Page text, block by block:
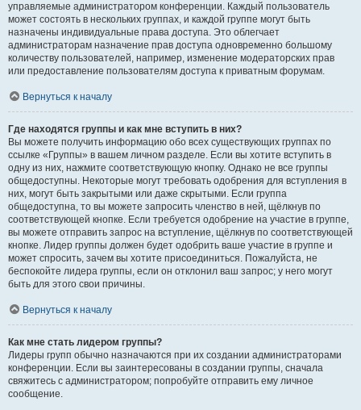
управляемые администратором конференции. Каждый пользователь
может состоять в нескольких группах, и каждой группе могут быть
назначены индивидуальные права доступа. Это облегчает
администраторам назначение прав доступа одновременно большому
количеству пользователей, например, изменение модераторских прав
или предоставление пользователям доступа к приватным форумам.
Вернуться к началу
Где находятся группы и как мне вступить в них?
Вы можете получить информацию обо всех существующих группах по
ссылке «Группы» в вашем личном разделе. Если вы хотите вступить в
одну из них, нажмите соответствующую кнопку. Однако не все группы
общедоступны. Некоторые могут требовать одобрения для вступления в
них, могут быть закрытыми или даже скрытыми. Если группа
общедоступна, то вы можете запросить членство в ней, щёлкнув по
соответствующей кнопке. Если требуется одобрение на участие в группе,
вы можете отправить запрос на вступление, щёлкнув по соответствующей
кнопке. Лидер группы должен будет одобрить ваше участие в группе и
может спросить, зачем вы хотите присоединиться. Пожалуйста, не
беспокойте лидера группы, если он отклонил ваш запрос; у него могут
быть для этого свои причины.
Вернуться к началу
Как мне стать лидером группы?
Лидеры групп обычно назначаются при их создании администраторами
конференции. Если вы заинтересованы в создании группы, сначала
свяжитесь с администратором; попробуйте отправить ему личное
сообщение.